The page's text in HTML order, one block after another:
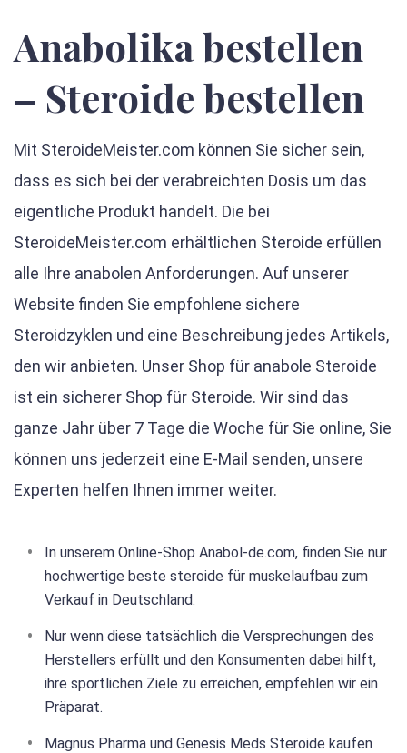
Anabolika bestellen
– Steroide bestellen
Mit SteroideMeister.com können Sie sicher sein,
dass es sich bei der verabreichten Dosis um das
eigentliche Produkt handelt. Die bei
SteroideMeister.com erhältlichen Steroide erfüllen
alle Ihre anabolen Anforderungen. Auf unserer
Website finden Sie empfohlene sichere
Steroidzyklen und eine Beschreibung jedes Artikels,
den wir anbieten. Unser Shop für anabole Steroide
ist ein sicherer Shop für Steroide. Wir sind das
ganze Jahr über 7 Tage die Woche für Sie online, Sie
können uns jederzeit eine E-Mail senden, unsere
Experten helfen Ihnen immer weiter.
In unserem Online-Shop Anabol-de.com, finden Sie nur
hochwertige beste steroide für muskelaufbau zum
Verkauf in Deutschland.
Nur wenn diese tatsächlich die Versprechungen des
Herstellers erfüllt und den Konsumenten dabei hilft,
ihre sportlichen Ziele zu erreichen, empfehlen wir ein
Präparat.
Magnus Pharma und Genesis Meds Steroide kaufen